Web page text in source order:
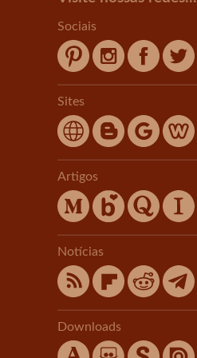
Sociais
Sites
Artigos
Notícias
Downloads